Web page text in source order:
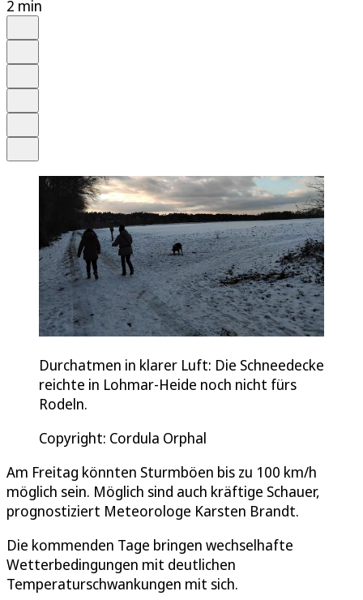
2 min
Durchatmen in klarer Luft: Die Schneedecke
reichte in Lohmar-Heide noch nicht fürs
Rodeln.
Copyright: Cordula Orphal
Am Freitag könnten Sturmböen bis zu 100 km/h
möglich sein. Möglich sind auch kräftige Schauer,
prognostiziert Meteorologe Karsten Brandt.
Die kommenden Tage bringen wechselhafte
Wetterbedingungen mit deutlichen
Temperaturschwankungen mit sich.